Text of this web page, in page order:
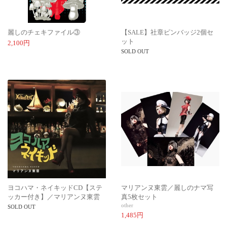
麗しのチェキファイル③
2,100円
【SALE】社章ピンバッジ2個セ
ット
SOLD OUT
ヨコハマ・ネイキッドCD【ステ
ッカー付き】／マリアンヌ東雲
SOLD OUT
マリアンヌ東雲／麗しのナマ写
真5枚セット
other
1,485円